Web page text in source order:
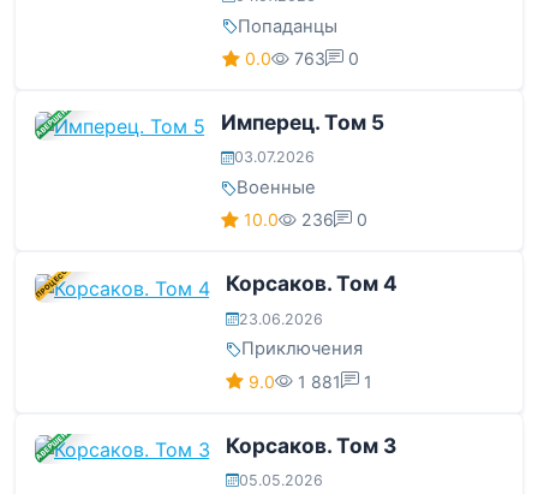
Попаданцы
0.0 763 0
ЗАВЕРШЕНА Имперец. Том 5
03.07.2026
Военные
10.0 236 0
В ПРОЦЕССЕ Корсаков. Том 4
23.06.2026
Приключения
9.0 1 881 1
ЗАВЕРШЕНА Корсаков. Том 3
05.05.2026